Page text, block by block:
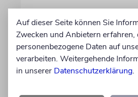
Auf dieser Seite können Sie
Zwecken und Anbietern erfahren,
personenbezogene Daten auf
verarbeiten. Weitergehende
in unserer Datenschutzerklärung.